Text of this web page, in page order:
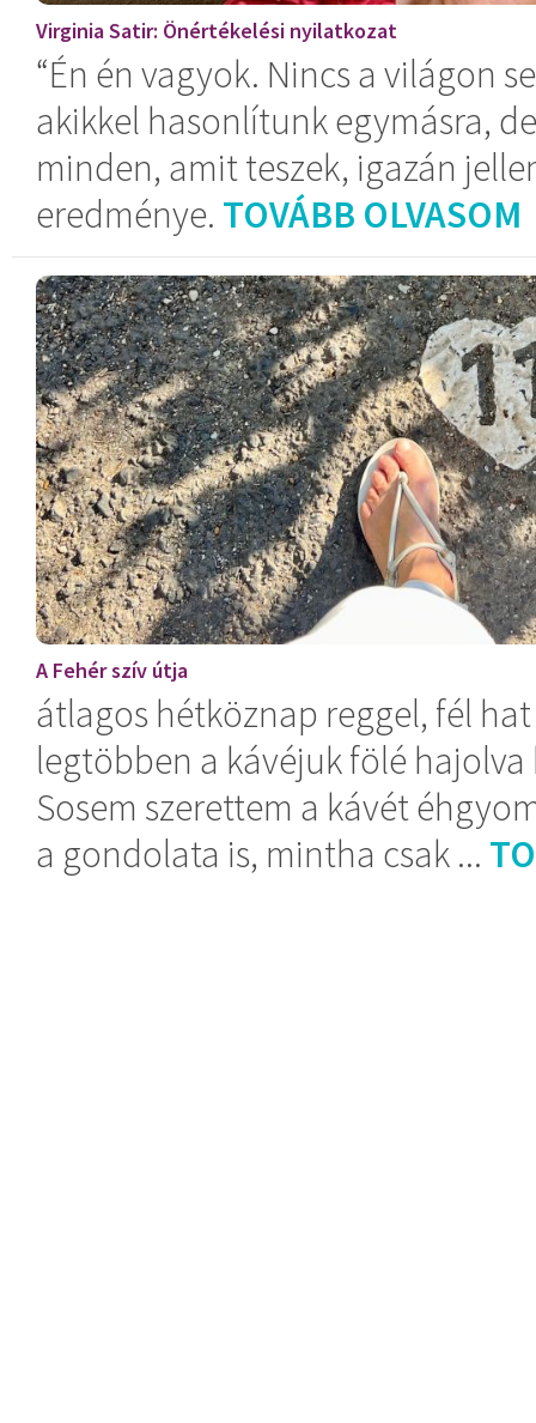
Virginia Satir: Önértékelési nyilatkozat
“Én én vagyok. Nincs a világon
akikkel hasonlítunk egymásra,
minden, amit teszek, igazán
eredménye. TOVÁBB OLVASOM
A Fehér szív útja
átlagos hétköznap reggel, fél
legtöbben a kávéjuk fölé
Sosem szerettem a kávét
a gondolata is, mintha csak ...